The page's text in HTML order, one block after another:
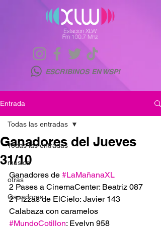
ESCRIBINOS EN WSP!
Entrada
Todas las entradas
musica
otras
Ganadores
Todas las entradas
Ganadores del Jueves
31/10
Ganadores de #LaMañanaXL
2 Pases a CinemaCenter: Beatriz 087
2 Pizzas de ElCielo: Javier 143
Calabaza con caramelos
#MundoCotillon: Evelyn 958